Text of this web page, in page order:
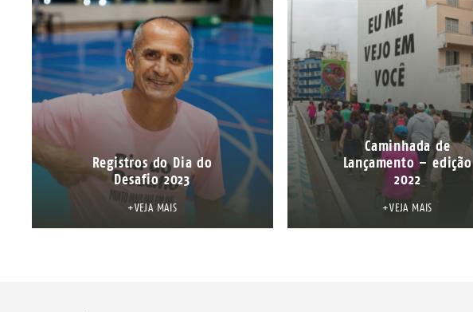
Registros do Dia do
Desafio 2023
+VEJA MAIS
Caminhada de
Lançamento – edição
2022
+VEJA MAIS